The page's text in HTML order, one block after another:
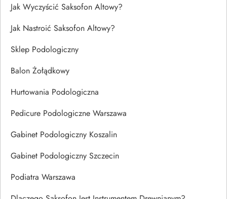
Jak Wyczyścić Saksofon Altowy?
Jak Nastroić Saksofon Altowy?
Sklep Podologiczny
Balon Żołądkowy
Hurtowania Podologiczna
Pedicure Podologiczne Warszawa
Gabinet Podologiczny Koszalin
Gabinet Podologiczny Szczecin
Podiatra Warszawa